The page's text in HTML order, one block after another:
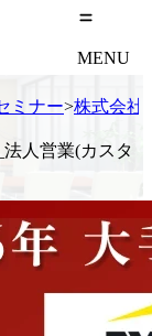
MENU
ミナー>株式会社
人営業(カスタ